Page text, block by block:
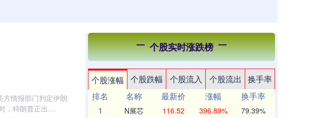
情报部门判定伊朗
，特朗普正出....
个股实时涨跌榜
个股涨幅 个股跌幅 个股流入 个股流出
换手率
排名
名称 最新价 涨幅
换手率
1
N展芯 116.52 396.89% 79.39%